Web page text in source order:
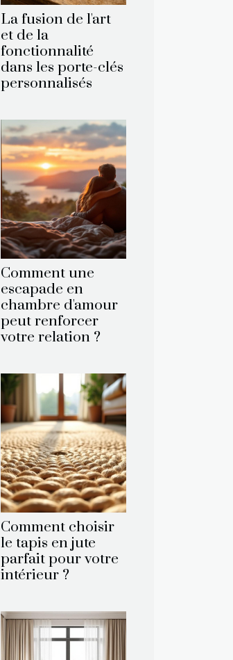
La fusion de l'art
et de la
fonctionnalité
dans les porte-clés
personnalisés
Comment une
escapade en
chambre d'amour
peut renforcer
votre relation ?
Comment choisir
le tapis en jute
parfait pour votre
intérieur ?